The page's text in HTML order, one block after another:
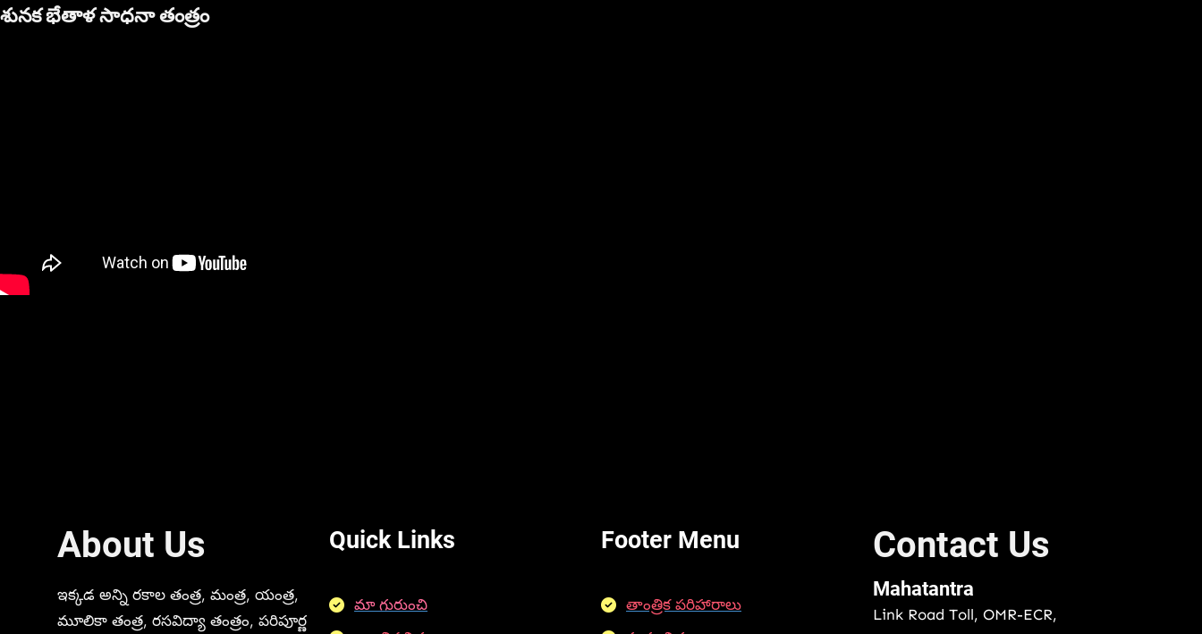
శునక భేతాళ సాధనా తంత్రం
About Us
ఇక్కడ అన్ని రకాల తంత్ర, మంత్ర, యంత్ర,
మూలికా తంత్ర, రసవిద్యా తంత్రం, పరిపూర్ణ
Quick Links
మా గురుంచి
Footer Menu
తాంత్రిక పరిహారాలు
Contact Us
Mahatantra
Link Road Toll, OMR-ECR,